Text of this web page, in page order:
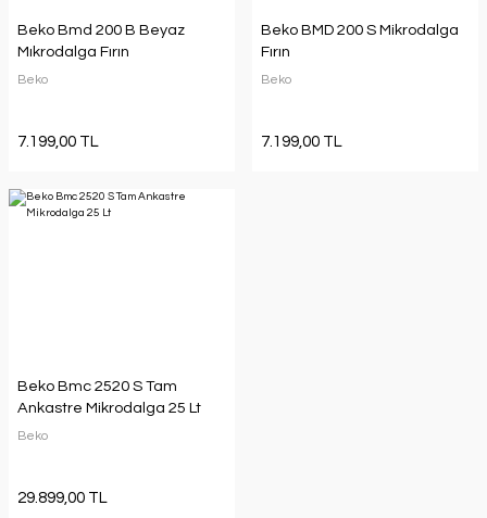
Beko Bmd 200 B Beyaz
Mıkrodalga Fırın
Beko
7.199,00 TL
Beko BMD 200 S Mikrodalga
Fırın
Beko
7.199,00 TL
Beko Bmc 2520 S Tam
Ankastre Mikrodalga 25 Lt
Beko
29.899,00 TL